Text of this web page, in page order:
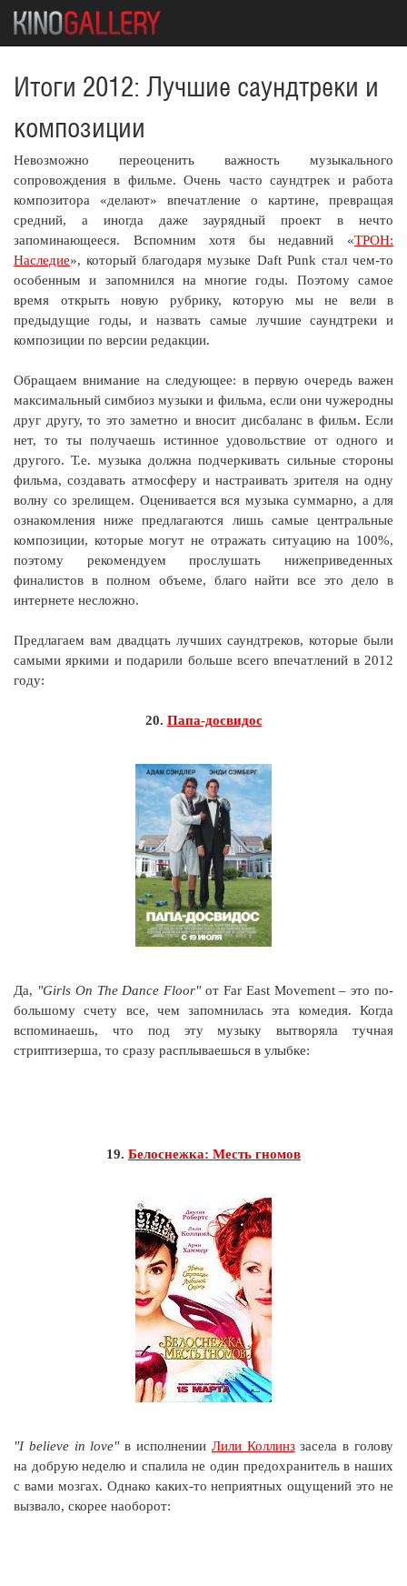
Итоги 2012: Лучшие саундтреки и
композиции
Невозможно переоценить важность музыкального
сопровождения в фильме. Очень часто саундтрек и работа
композитора «делают» впечатление о картине, превращая
средний, а иногда даже заурядный проект в нечто
запоминающееся. Вспомним хотя бы недавний «ТРОН:
Наследие», который благодаря музыке Daft Punk стал чем-то
особенным и запомнился на многие годы. Поэтому самое
время открыть новую рубрику, которую мы не вели в
предыдущие годы, и назвать самые лучшие саундтреки и
композиции по версии редакции.
Обращаем внимание на следующее: в первую очередь важен
максимальный симбиоз музыки и фильма, если они чужеродны
друг другу, то это заметно и вносит дисбаланс в фильм. Если
нет, то ты получаешь истинное удовольствие от одного и
другого. Т.е. музыка должна подчеркивать сильные стороны
фильма, создавать атмосферу и настраивать зрителя на одну
волну со зрелищем. Оценивается вся музыка суммарно, а для
ознакомления ниже предлагаются лишь самые центральные
композиции, которые могут не отражать ситуацию на 100%,
поэтому рекомендуем прослушать нижеприведенных
финалистов в полном объеме, благо найти все это дело в
интернете несложно.
Предлагаем вам двадцать лучших саундтреков, которые были
самыми яркими и подарили больше всего впечатлений в 2012
году:
20. Папа-досвидос
Да, "Girls On The Dance Floor"от Far East Movement – это по-
большому счету все, чем запомнилась эта комедия. Когда
вспоминаешь, что под эту музыку вытворяла тучная
стриптизерша, то сразу расплываешься в улыбке:
19. Белоснежка: Месть гномов
"I believe in love"в исполнении Лили Коллинззасела в голову
на добрую неделю и спалила не один предохранитель в наших
с вами мозгах. Однако каких-то неприятных ощущений это не
вызвало, скорее наоборот: